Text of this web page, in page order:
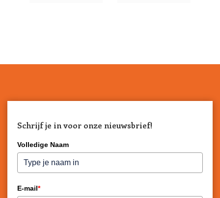
Schrijf je in voor onze nieuwsbrief!
Volledige Naam
E-mail*